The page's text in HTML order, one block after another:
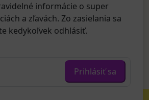
informácie o super
a zľavách. Zo zasielania sa
kedykoľvek odhlásiť.
Prihlásiť sa